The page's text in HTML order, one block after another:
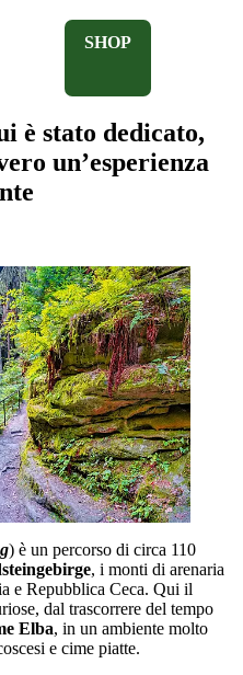
SHOP
è stato dedicato,
un’esperienza
) è un percorso di circa 110
, i monti di arenaria
e Repubblica Ceca. Qui il
dal trascorrere del tempo
Elba, in un ambiente molto
e cime piatte.